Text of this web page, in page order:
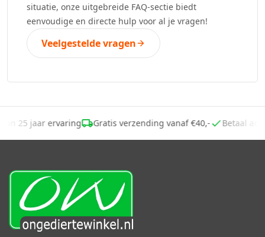
situatie, onze uitgebreide FAQ-sectie biedt
eenvoudige en directe hulp voor al je vragen!
Veelgestelde vragen
dan 25 jaar ervaring Gratis verzending vanaf €40,- Betaal